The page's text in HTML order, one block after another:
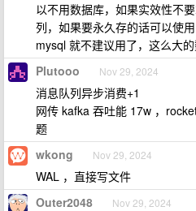
以不用数据库，如果实效性不
列，如果要永久存的话可以使
mysql 就不建议用了，这么大
Plutooo Nov 29, 2024
消息队列异步消费+1
网传 kafka 吞吐能 17w ，
题
wkong Nov 29, 2024
WAL ，直接写文件
Outer2048 Nov 29, 2024